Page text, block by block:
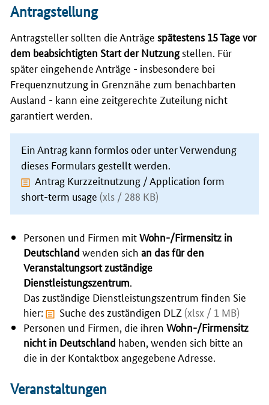
Antragstellung
Antragsteller sollten die Anträge spätestens 15 Tage vor
dem beabsichtigten Start der Nutzungstellen. Für
später eingehende Anträge - insbesondere bei
Frequenznutzung in Grenznähe zum benachbarten
Ausland - kann eine zeitgerechte Zuteilung nicht
garantiert werden.
Ein Antrag kann formlos oder unter Verwendung
dieses Formulars gestellt werden.
Antrag Kurzzeitnutzung / Application form
short-term usage (xls / 288 KB)
Personen und Firmen mitWohn-/Firmensitz in
Deutschland wenden sich an das für den
Veranstaltungsort zuständige
Dienstleistungszentrum
Das zuständige Dienstleistungszentrum finden Sie
hier:
Suche des zuständigen DLZ (xlsx / 1 MB)
Personen und Firmen, die ihren Wohn-/Firmensitz
nicht in Deutschland haben, wenden sich bitte an
die in der Kontaktbox angegebene Adresse.
Veranstaltungen